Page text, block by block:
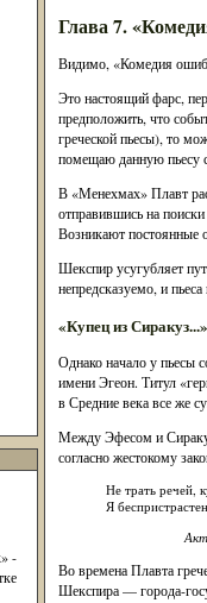
-
Глава 7.
Видимо, «Комедия
Это настоящий фарс,
предположить, что
греческой пьесы), то
помещаю данную пьесу
В «Менехмах» Плавт
отправившись на
Возникают постоянные
Шекспир усугубляет
непредсказуемо, и
«Купец из Сиракуз...»
Однако начало у пьесы
имени Эгеон. Титул
в Средние века все же
Между Эфесом и
согласно жестокому
Не трать речей,
Я
Во времена Плавта
Шекспира — города-